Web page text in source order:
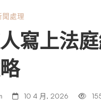
聞處理
寫上法
10 4 月, 2026